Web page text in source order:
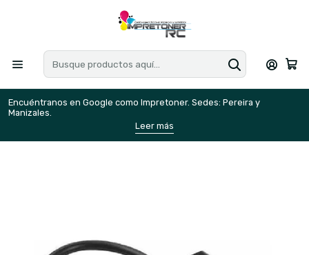
Encuéntranos en Google como Impretoner. Sedes: Pereira y
Manizales.
Leer más